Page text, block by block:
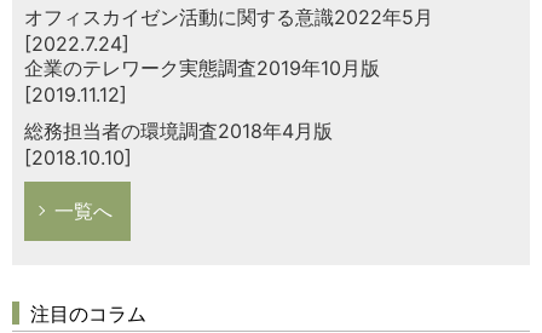
オフィスカイゼン活動に関する意識2022年5月
[2022.7.24]
企業のテレワーク実態調査2019年10月版
[2019.11.12]
総務担当者の環境調査2018年4月版
[2018.10.10]
一覧へ
注目のコラム